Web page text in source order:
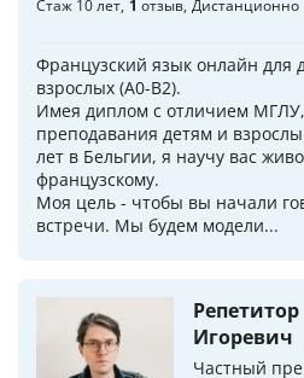
Стаж 10 лет 1 отзыв Дистанционно
Французский язык онлайн для
взрослых (A0-B2).
Имея диплом с отличием
преподавания детям и
лет в Бельгии, я научу вас
французскому.
Моя цель - чтобы вы начали
встречи. Мы будем модели...
Игоревич
Частный